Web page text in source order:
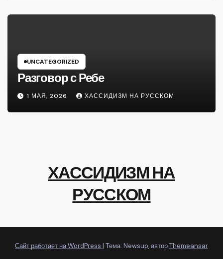
UNCATEGORIZED
Разговор с Ребе
1 МАЯ, 2026 ХАССИДИЗМ НА РУССКОМ
ХАССИДИЗМ НА
РУССКОМ
Сайт работает на WordPress | Тема: Newsup, авторThemeansar